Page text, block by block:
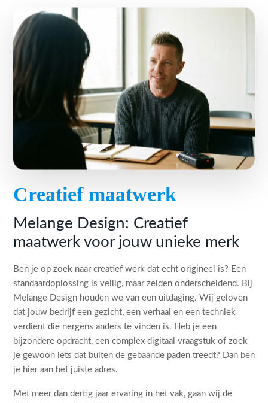
Creatief maatwerk
Melange Design: Creatief
maatwerk voor jouw unieke merk
Ben je op zoek naar creatief werk dat echt origineel is? Een
standaardoplossing is veilig, maar zelden onderscheidend. Bij
Melange Design houden we van een uitdaging. Wij geloven
dat jouw bedrijf een gezicht, een verhaal en een techniek
verdient die nergens anders te vinden is. Heb je een
bijzondere opdracht, een complex digitaal vraagstuk of zoek
je gewoon iets dat buiten de gebaande paden treedt? Dan ben
je hier aan het juiste adres.
Met meer dan dertig jaar ervaring in het vak, gaan wij de